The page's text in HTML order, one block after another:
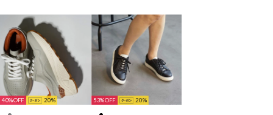
40% 20 53% 20